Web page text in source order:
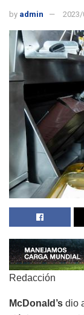
by admin
Redacción
McDonald’s dio